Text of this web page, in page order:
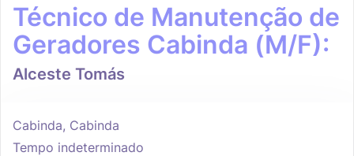
Técnico de Manutenção de
Geradores Cabinda (M/F):
Alceste Tomás
Cabinda, Cabinda
Tempo indeterminado